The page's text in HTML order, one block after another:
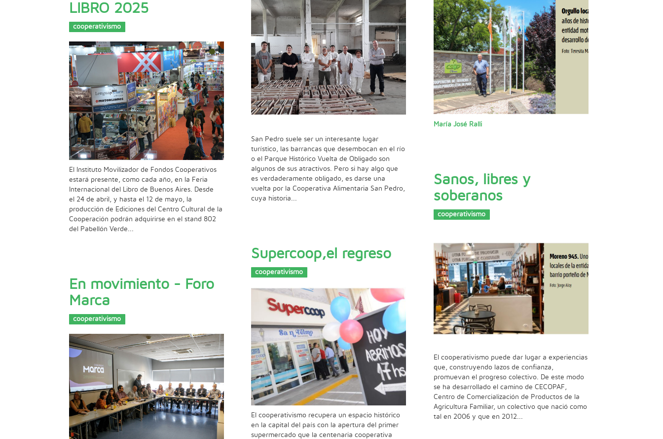
LIBRO 2025
cooperativismo
El Instituto Movilizador de Fondos Cooperativos
estará presente, como cada año, en la Feria
Internacional del Libro de Buenos Aires. Desde
el 24 de abril, y hasta el 12 de mayo, la
producción de Ediciones del Centro Cultural de la
Cooperación podrán adquirirse en el stand 802
del Pabellón Verde...
San Pedro suele ser un interesante lugar
turístico, las barrancas que desembocan en el río
o el Parque Histórico Vuelta de Obligado son
algunos de sus atractivos. Pero si hay algo que
es verdaderamente obligado, es darse una
vuelta por la Cooperativa Alimentaria San Pedro,
cuya historia...
María José Ralli
Sanos, libres y
soberanos
cooperativismo
El cooperativismo puede dar lugar a experiencias
que, construyendo lazos de confianza,
promuevan el progreso colectivo. De este modo
se ha desarrollado el camino de CECOPAF,
Centro de Comercialización de Productos de la
Agricultura Familiar, un colectivo que nació como
tal en 2006 y que en 2012...
Supercoop,el regreso
cooperativismo
El cooperativismo recupera un espacio histórico
en la capital del país con la apertura del primer
supermercado que la centenaria cooperativa
En movimiento - Foro
Marca
cooperativismo